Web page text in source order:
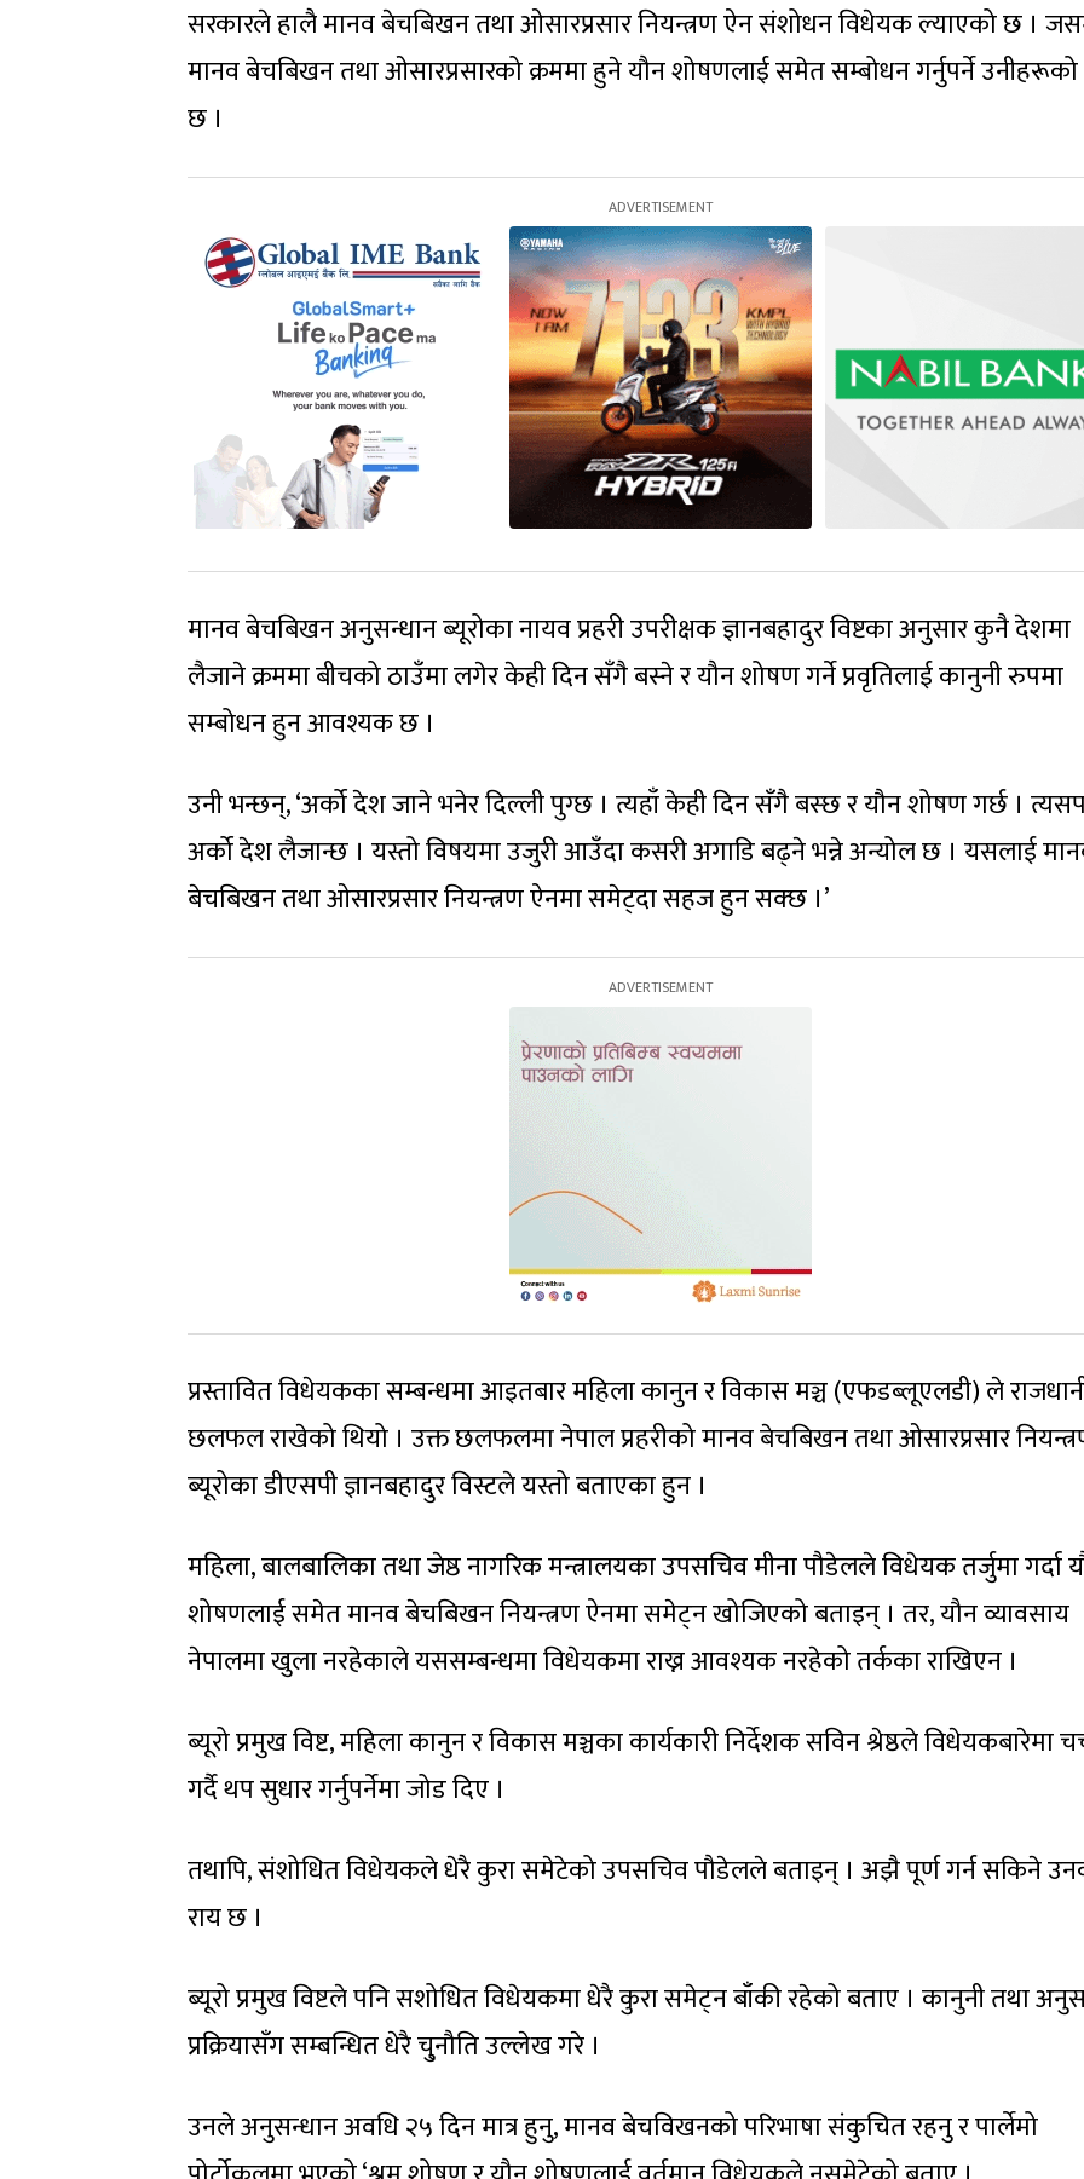
सरकारले हालै मानव बेचबिखन तथा ओसारप्रसार नियन्त्रण ऐन संशोधन विधेयक ल्याएको छ ।
मानव बेचबिखन तथा ओसारप्रसारको क्रममा हुने यौन शोषणलाई समेत सम्बोधन गर्नुपर्ने
छ ।
मानव बेचबिखन अनुसन्धान ब्यूरोका नायव प्रहरी उपरीक्षक ज्ञानबहादुर विष्टका अनुसार कुनै देशमा
लैजाने क्रममा बीचको ठाउँमा लगेर केही दिन सँगै बस्ने र यौन शोषण गर्ने प्रवृतिलाई कानुनी रुपमा
सम्बोधन हुन आवश्यक छ ।
उनी भन्छन्, ‘अर्को देश जाने भनेर दिल्ली पुग्छ । त्यहाँ केही दिन सँगै बस्छ र यौन शोषण गर्छ ।
अर्को देश लैजान्छ । यस्तो विषयमा उजुरी आउँदा कसरी अगाडि बढ्ने भन्ने अन्योल छ । यसलाई
बेचबिखन तथा ओसारप्रसार नियन्त्रण ऐनमा समेट्दा सहज हुन सक्छ ।’
प्रस्तावित विधेयकका सम्बन्धमा आइतबार महिला कानुन र विकास मञ्च (एफडब्लूएलडी) ले
छलफल राखेको थियो । उक्त छलफलमा नेपाल प्रहरीको मानव बेचबिखन तथा ओसारप्रसार
ब्यूरोका डीएसपी ज्ञानबहादुर विस्टले यस्तो बताएका हुन ।
महिला, बालबालिका तथा जेष्ठ नागरिक मन्त्रालयका उपसचिव मीना पौडेलले विधेयक तर्जुमा गर्दा
शोषणलाई समेत मानव बेचबिखन नियन्त्रण ऐनमा समेट्न खोजिएको बताइन् । तर, यौन व्यावसाय
नेपालमा खुला नरहेकाले यससम्बन्धमा विधेयकमा राख्न आवश्यक नरहेको तर्कका राखिएन ।
ब्यूरो प्रमुख विष्ट, महिला कानुन र विकास मञ्चका कार्यकारी निर्देशक सविन श्रेष्ठले विधेयकबारेमा
गर्दै थप सुधार गर्नुपर्नेमा जोड दिए ।
तथापि, संशोधित विधेयकले धेरै कुरा समेटेको उपसचिव पौडेलले बताइन् । अझै पूर्ण गर्न सकिने
राय छ ।
ब्यूरो प्रमुख विष्टले पनि सशोधित विधेयकमा धेरै कुरा समेट्न बाँकी रहेको बताए । कानुनी तथा
प्रक्रियासँग सम्बन्धित धेरै चु्नौति उल्लेख गरे ।
उनले अनुसन्धान अवधि २५ दिन मात्र हुनु, मानव बेचविखनको परिभाषा संकुचित रहनु र पार्लेमो